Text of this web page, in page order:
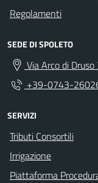
Regolamenti
SEDE DI SPOLETO
Via Arco di
+39-0743-
SERVIZI
Tributi Consortili
Irrigazione
Piattaforma